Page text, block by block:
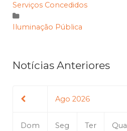
Serviços Concedidos
Iluminação Pública
Notícias Anteriores
Ago 2026
Dom Seg Ter Qua